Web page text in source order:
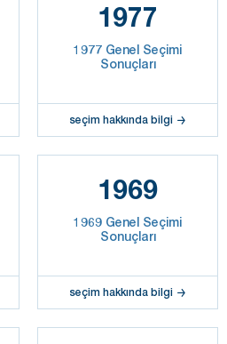
1977
1977 Genel Seçimi
Sonuçları
seçim hakkında bilgi
1969
1969 Genel Seçimi
Sonuçları
seçim hakkında bilgi